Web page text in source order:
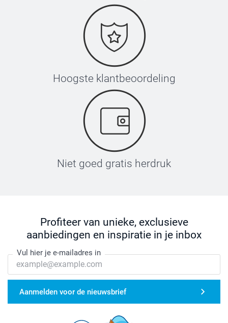
Hoogste klantbeoordeling
Niet goed gratis herdruk
Profiteer van unieke, exclusieve
aanbiedingen en inspiratie in je inbox
Vul hier je e-mailadres in
Aanmelden voor de nieuwsbrief